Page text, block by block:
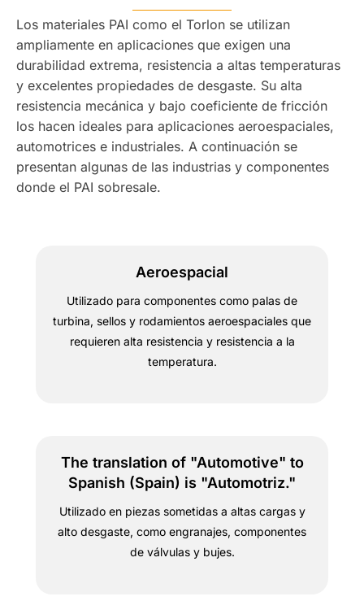
Los materiales PAI como el Torlon se utilizan
ampliamente en aplicaciones que exigen una
durabilidad extrema, resistencia a altas temperaturas
y excelentes propiedades de desgaste. Su alta
resistencia mecánica y bajo coeficiente de fricción
los hacen ideales para aplicaciones aeroespaciales,
automotrices e industriales. A continuación se
presentan algunas de las industrias y componentes
donde el PAI sobresale.
Aeroespacial
Utilizado para componentes como palas de
turbina, sellos y rodamientos aeroespaciales que
requieren alta resistencia y resistencia a la
temperatura.
The translation of "Automotive" to
Spanish (Spain) is "Automotriz."
Utilizado en piezas sometidas a altas cargas y
alto desgaste, como engranajes, componentes
de válvulas y bujes.